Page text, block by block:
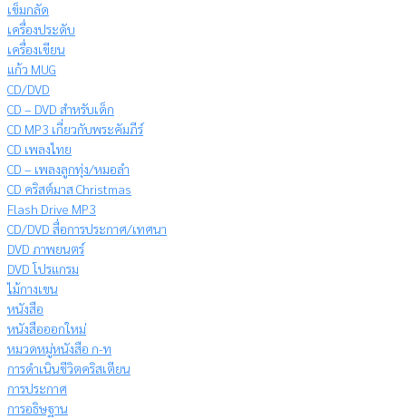
เข็มกลัด
เครื่องประดับ
เครื่องเขียน
แก้ว MUG
CD/DVD
CD – DVD สำหรับเด็ก
CD MP3 เกี่ยวกับพระคัมภีร์
CD เพลงไทย
CD – เพลงลูกทุ่ง/หมอลำ
CD คริสต์มาส Christmas
Flash Drive MP3
CD/DVD สื่อการประกาศ/เทศนา
DVD ภาพยนตร์
DVD โปรแกรม
ไม้กางเขน
หนังสือ
หนังสือออกใหม่
หมวดหมู่หนังสือ ก-ท
การดำเนินชีวิตคริสเตียน
การประกาศ
การอธิษฐาน